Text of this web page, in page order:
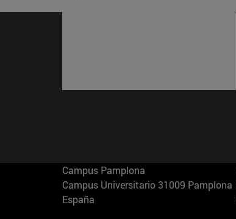
Campus Pamplona
Campus Universitario 31009 Pamplona
España